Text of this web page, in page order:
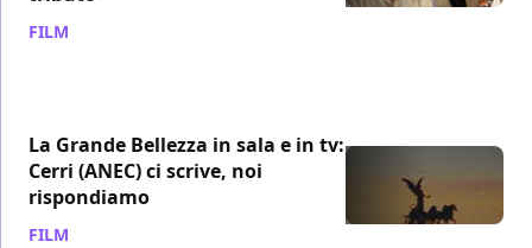
FILM
La Grande Bellezza in sala e in tv:
Cerri (ANEC) ci scrive, noi
rispondiamo
FILM